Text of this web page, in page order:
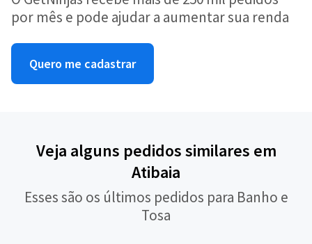
por mês e pode ajudar a aumentar sua renda
Quero me cadastrar
Veja alguns pedidos similares em
Atibaia
Esses são os últimos pedidos para Banho e
Tosa